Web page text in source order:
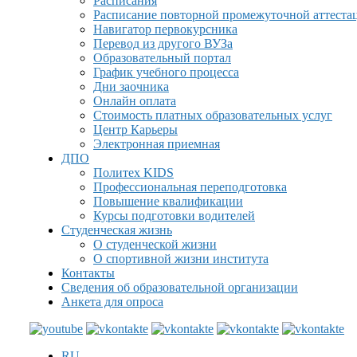
Расписание повторной промежуточной
Навигатор первокурсника
Перевод из другого ВУЗа
Образовательный портал
График учебного процесса
Дни заочника
Онлайн оплата
Стоимость платных образовательных услуг
Центр Карьеры
Электронная приемная
ДПО
Политех KIDS
Профессиональная переподготовка
Повышение квалификации
Курсы подготовки водителей
Студенческая жизнь
О студенческой жизни
О спортивной жизни института
Контакты
Сведения об образовательной организации
Анкета для опроса